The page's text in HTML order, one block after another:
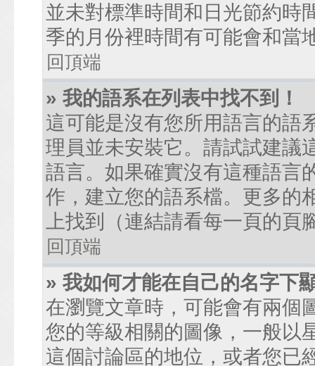
並未對標準時間和日光節約時
季的月份裡時間有可能會和當
回頂端
» 我的語系在列表中找不到！
這可能是沒有您所用語言的語
理員並未安裝它。請試試建議
語言。如果確實沒有這種語言
作，建立您的語系檔。更多的
上找到（連結請看每一頁的頁
回頂端
» 我如何才能在自己的名字下
在瀏覽文章時，可能會有兩個
您的等級相關的圖像，一般以
這個討論區的地位，或者您已